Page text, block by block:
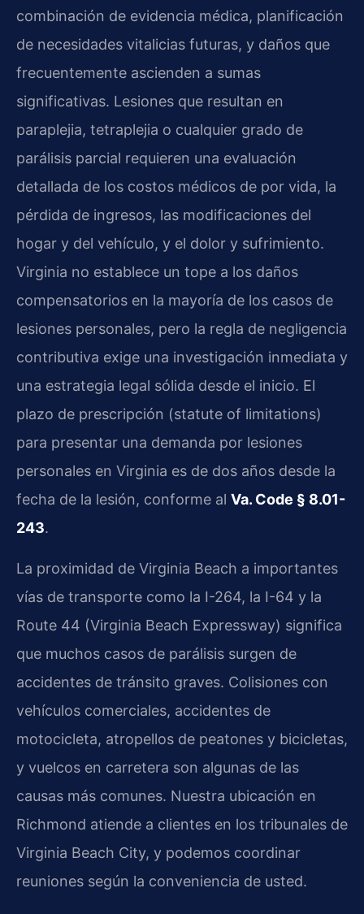
combinación de evidencia médica, planificación
de necesidades vitalicias futuras, y daños que
frecuentemente ascienden a sumas
significativas. Lesiones que resultan en
paraplejia, tetraplejia o cualquier grado de
parálisis parcial requieren una evaluación
detallada de los costos médicos de por vida, la
pérdida de ingresos, las modificaciones del
hogar y del vehículo, y el dolor y sufrimiento.
Virginia no establece un tope a los daños
compensatorios en la mayoría de los casos de
lesiones personales, pero la regla de negligencia
contributiva exige una investigación inmediata y
una estrategia legal sólida desde el inicio. El
plazo de prescripción (statute of limitations)
para presentar una demanda por lesiones
personales en Virginia es de dos años desde la
fecha de la lesión, conforme al Va. Code § 8.01-
243.
La proximidad de Virginia Beach a importantes
vías de transporte como la I-264, la I-64 y la
Route 44 (Virginia Beach Expressway) significa
que muchos casos de parálisis surgen de
accidentes de tránsito graves. Colisiones con
vehículos comerciales, accidentes de
motocicleta, atropellos de peatones y bicicletas,
y vuelcos en carretera son algunas de las
causas más comunes. Nuestra ubicación en
Richmond atiende a clientes en los tribunales de
Virginia Beach City, y podemos coordinar
reuniones según la conveniencia de usted.